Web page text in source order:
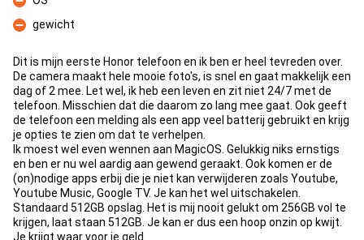
Con
Con
gewicht
Dit is mijn eerste Honor telefoon en ik ben er heel tevreden over.
De camera maakt hele mooie foto's, is snel en gaat makkelijk een
dag of 2 mee. Let wel, ik heb een leven en zit niet 24/7 met de
telefoon. Misschien dat die daarom zo lang mee gaat. Ook geeft
de telefoon een melding als een app veel batterij gebruikt en krijg
je opties te zien om dat te verhelpen.
Ik moest wel even wennen aan MagicOS. Gelukkig niks ernstigs
en ben er nu wel aardig aan gewend geraakt. Ook komen er de
(on)nodige apps erbij die je niet kan verwijderen zoals Youtube,
Youtube Music, Google TV. Je kan het wel uitschakelen.
Standaard 512GB opslag. Het is mij nooit gelukt om 256GB vol te
krijgen, laat staan 512GB. Je kan er dus een hoop onzin op kwijt.
Je krijgt waar voor je geld.